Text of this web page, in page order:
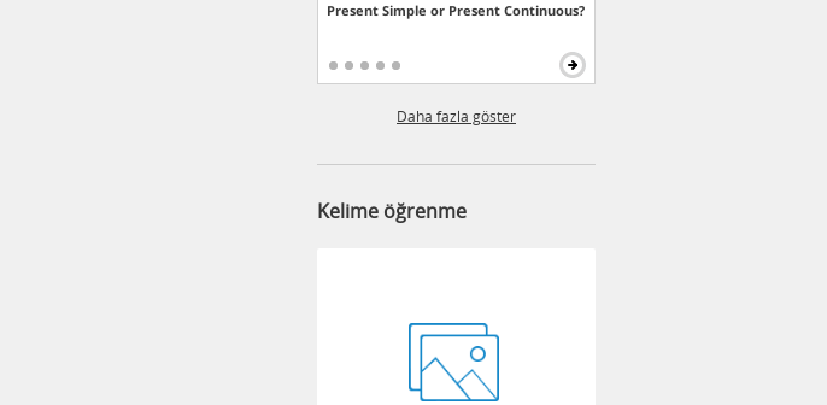
Present Simple or Present Continuous?
Daha fazla göster
Kelime öğrenme